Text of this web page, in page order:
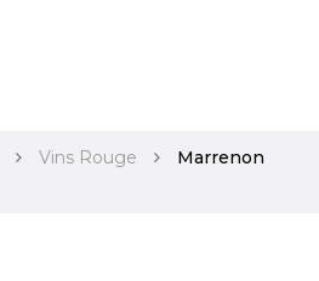
Vins Rouge
Marrenon